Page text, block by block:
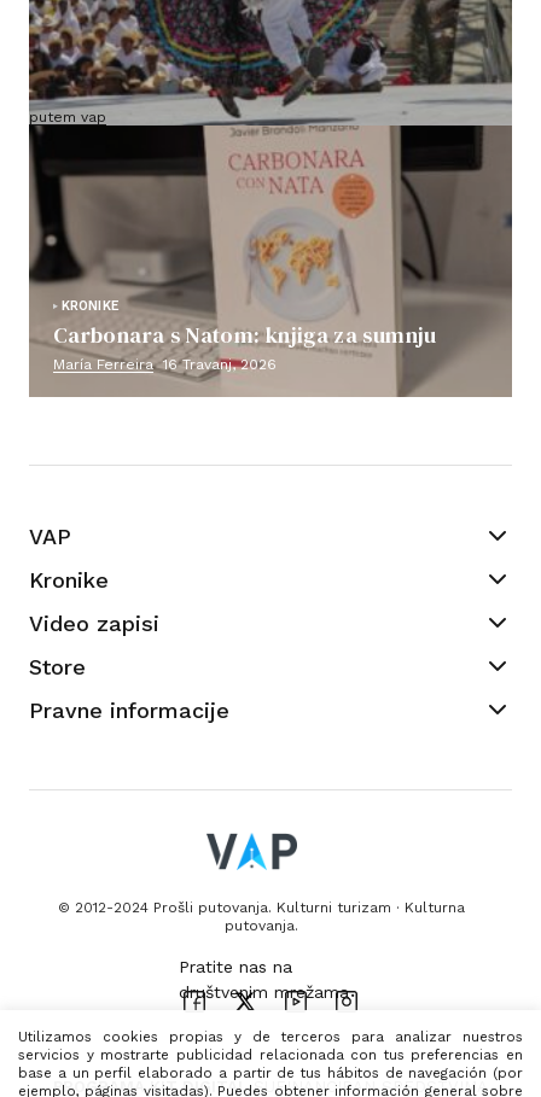
Utilizamos cookies propias y de terceros para analizar nuestros
servicios y mostrarte publicidad relacionada con tus preferencias en
base a un perfil elaborado a partir de tus hábitos de navegación (por
ejemplo, páginas visitadas). Puedes obtener información general sobre
VAP ruta kroz Meksiko (potvrđen polazak i
grupa već zatvorena)
putem vap 18 Svibnja, 2026
KRONIKE
Carbonara s Natom: knjiga za sumnju
María Ferreira 16 Travanj, 2026
VAP
Kronike
Video zapisi
Store
Pravne informacije
© 2012-2024 Prošli putovanja. Kulturni turizam · Kulturna
putovanja.
PROGRAMA KIT DIGITALSUFINANCIRAN SREDSTVIMA